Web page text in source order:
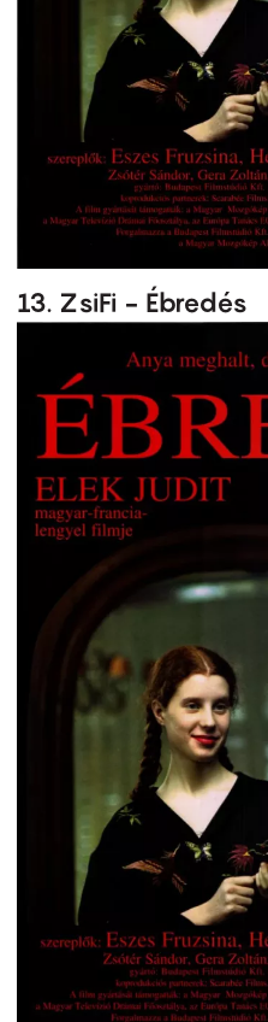
13. ZsiFi - Ébredés